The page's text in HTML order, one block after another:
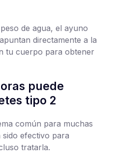
de agua, el ayuno
directamente a la
tu cuerpo para obtener
puede
tipo 2
común para muchas
efectivo para
tratarla.